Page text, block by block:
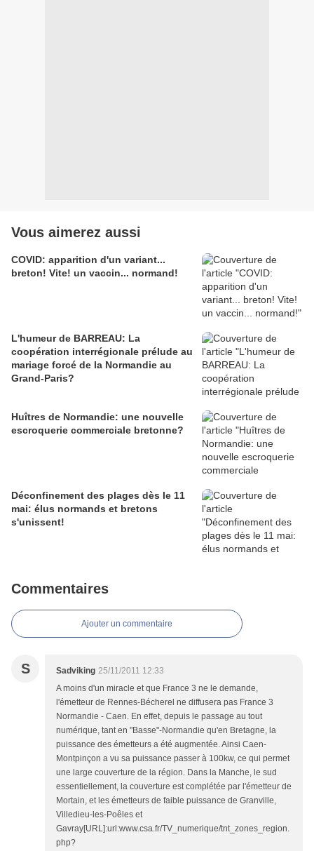
Vous aimerez aussi
COVID: apparition d'un variant...
breton! Vite! un vaccin... normand!
L'humeur de BARREAU: La
coopération interrégionale prélude au
mariage forcé de la Normandie au
Grand-Paris?
Huîtres de Normandie: une nouvelle
escroquerie commerciale bretonne?
Déconfinement des plages dès le 11
mai: élus normands et bretons
s'unissent!
Commentaires
Ajouter un commentaire
S Sadviking 25/11/2011 12:33
A moins d'un miracle et que France 3 ne le demande,
l'émetteur de Rennes-Bécherel ne diffusera pas France 3
Normandie - Caen. En effet, depuis le passage au tout
numérique, tant en "Basse"-Normandie qu'en Bretagne, la
puissance des émetteurs a été augmentée. Ainsi Caen-
Montpinçon a vu sa puissance passer à 100kw, ce qui permet
une large couverture de la région. Dans la Manche, le sud
essentiellement, la couverture est complétée par l'émetteur de
Mortain, et les émetteurs de faible puissance de Granville,
Villedieu-les-Poêles et
Gavray[URL]:url:www.csa.fr/TV_numerique/tnt_zones_region.
php?